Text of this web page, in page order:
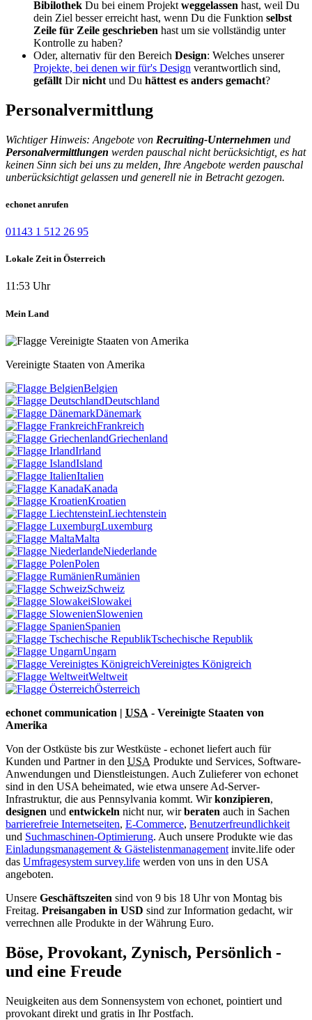
Bibilothek Du bei einem Projekt weggelassen hast, weil Du
dein Ziel besser erreicht hast, wenn Du die Funktion selbst
Zeile für Zeile geschrieben hast um sie vollständig unter
Kontrolle zu haben?
Oder, alternativ für den Bereich Design: Welches unserer
Projekte, bei denen wir für's Design verantwortlich sind,
gefällt Dirnicht und Du hättest es anders gemacht?
Personalvermittlung
Wichtiger Hinweis: Angebote von Recruiting-Unternehmen und
Personalvermittlungen werden pauschal nicht berücksichtigt, es hat
keinen Sinn sich bei uns zu melden, Ihre Angebote werden pauschal
unberücksichtigt gelassen und generell nie in Betracht gezogen.
echonet anrufen
01143 1 512 26 95
Lokale Zeit in Österreich
11:53 Uhr
Mein Land
Vereinigte Staaten von Amerika
Belgien
Deutschland
Dänemark
Frankreich
Griechenland
Irland
Island
Italien
Kanada
Kroatien
Liechtenstein
Luxemburg
Malta
Niederlande
Polen
Rumänien
Schweiz
Slowakei
Slowenien
Spanien
Tschechische Republik
Ungarn
Vereinigtes Königreich
Weltweit
Österreich
echonet communication | USA - Vereinigte Staaten von
Amerika
Von der Ostküste bis zur Westküste - echonet liefert auch für
Kunden und Partner in den USA Produkte und Services, Software-
Anwendungen und Dienstleistungen. Auch Zulieferer von echonet
sind in den USA beheimated, wie etwa unsere Ad-Server-
Infrastruktur, die aus Pennsylvania kommt. Wirkonzipieren,
designen und entwickeln nicht nur, wirberaten auch in Sachen
barrierefreie Internetseiten, E-Commerce, Benutzerfreundlichkeit
und Suchmaschinen-Optimierung. Auch unsere Produkte wie das
Einladungsmanagement & Gästelistenmanagement invite.life oder
das Umfragesystem survey.life werden von uns in den USA
angeboten.
Unsere Geschäftszeiten sind von 9 bis 18 Uhr von Montag bis
Freitag. Preisangaben in USD sind zur Information gedacht, wir
verrechnen alle Produkte in der Währung Euro.
Böse, Provokant, Zynisch, Persönlich -
und eine Freude
Neuigkeiten aus dem Sonnensystem von echonet, pointiert und
provokant direkt und gratis in Ihr Postfach.